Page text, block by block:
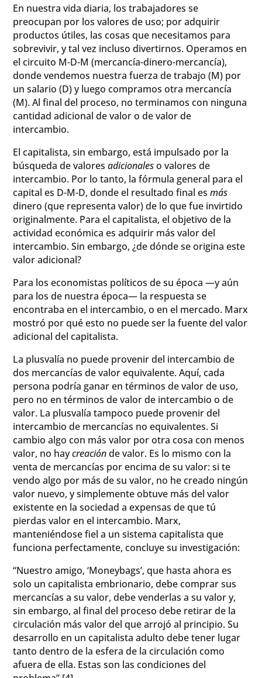
En nuestra vida diaria, los trabajadores se
preocupan por los valores de uso; por adquirir
productos útiles, las cosas que necesitamos para
sobrevivir, y tal vez incluso divertirnos. Operamos en
el circuito M-D-M (mercancía-dinero-mercancía),
donde vendemos nuestra fuerza de trabajo (M) por
un salario (D) y luego compramos otra mercancía
(M). Al final del proceso, no terminamos con ninguna
cantidad adicional de valor o de valor de
intercambio.
El capitalista, sin embargo, está impulsado por la
búsqueda de valoresadicionaleso valores de
intercambio. Por lo tanto, la fórmula general para el
capital es D-M-D, donde el resultado final esmás
dinero (que representa valor) de lo que fue invirtido
originalmente. Para el capitalista, el objetivo de la
actividad económica es adquirir más valor del
intercambio. Sin embargo, ¿de dónde se origina este
valor adicional?
Para los economistas políticos de su época —y aún
para los de nuestra época— la respuesta se
encontraba en el intercambio, o en el mercado. Marx
mostró por qué esto no puede ser la fuente del valor
adicional del capitalista.
La plusvalía no puede provenir del intercambio de
dos mercancías de valor equivalente. Aquí, cada
persona podría ganar en términos de valor de uso,
pero no en términos de valor de intercambio o de
valor. La plusvalía tampoco puede provenir del
intercambio de mercancías no equivalentes. Si
cambio algo con más valor por otra cosa con menos
valor, no haycreaciónde valor. Es lo mismo con la
venta de mercancías por encima de su valor: si te
vendo algo por más de su valor, no he creado ningún
valor nuevo, y simplemente obtuve más del valor
existente en la sociedad a expensas de que tú
pierdas valor en el intercambio. Marx,
manteniéndose fiel a un sistema capitalista que
funciona perfectamente, concluye su investigación:
“Nuestro amigo, ‘Moneybags’, que hasta ahora es
solo un capitalista embrionario, debe comprar sus
mercancías a su valor, debe venderlas a su valor y,
sin embargo, al final del proceso debe retirar de la
circulación más valor del que arrojó al principio. Su
desarrollo en un capitalista adulto debe tener lugar
tanto dentro de la esfera de la circulación como
afuera de ella. Estas son las condiciones del